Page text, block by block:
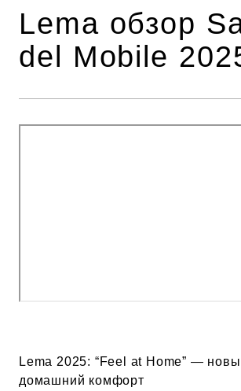
Lema обзор
del Mobile
Lema 2025: “Feel at Home” —
домашний комфорт